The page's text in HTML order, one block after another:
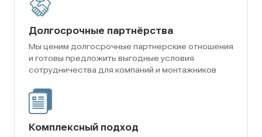
Долгосрочные партнёрства
Мы ценим долгосрочные партнерские отношения
и готовы предложить выгодные условия
сотрудничества для компаний и монтажников
Комплексный подход